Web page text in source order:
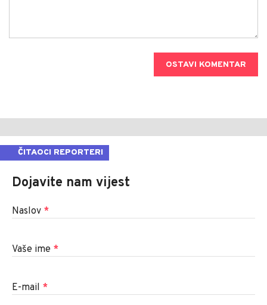
OSTAVI KOMENTAR
ČITAOCI REPORTERI
Dojavite nam vijest
Naslov *
Vaše ime *
E-mail *